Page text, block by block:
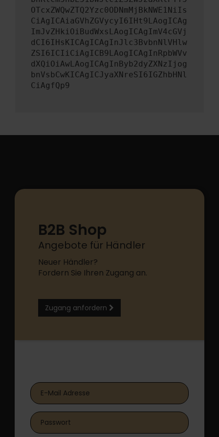
OTcxZWQwZTQ2Yzc0ODNmMjBkNWE1NiIs
CiAgICAiaGVhZGVycyI6IHt9LAogICAg
ImJvZHkiOiBudWxsLAogICAgImV4cGVj
dCI6IHsKICAgICAgInJlc3BvbnNlVHlw
ZSI6ICIiCiAgICB9LAogICAgInRpbWVv
dXQiOiAwLAogICAgInByb2dyZXNzIjog
bnVsbCwKICAgICJyaXNreSI6IGZhbHNl
CiAgfQp9
B2B Shop
Angebote für Händler
Neuer Händler?
Fordern Sie Ihren Zugang an.
Zugang anfordern